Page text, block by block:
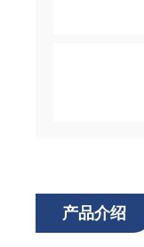
产品介绍